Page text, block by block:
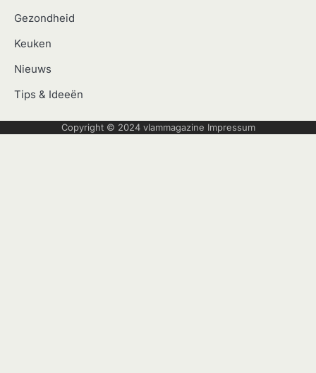
Gezondheid
Keuken
Nieuws
Tips & Ideeën
Copyright © 2024 vlammagazine Impressum